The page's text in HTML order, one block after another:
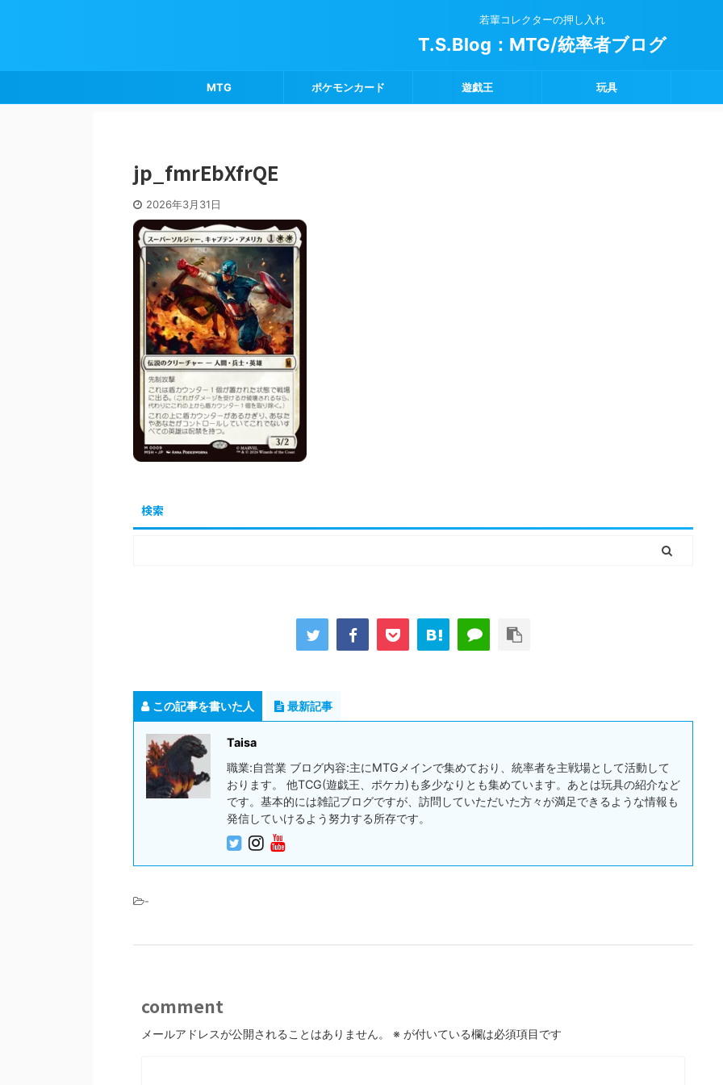
若輩コレクターの押し入れ
T.S.Blog：MTG/統率者ブログ
MTG ポケモンカード 遊戯王 玩具
jp_fmrEbXfrQE
2026年3月31日
検索
この記事を書いた人 最新記事
Taisa
職業:自営業 ブログ内容:主にMTGメインで集めており、統率者を主戦場として活動して
おります。 他TCG(遊戯王、ポケカ)も多少なりとも集めています。あとは玩具の紹介など
です。基本的には雑記ブログですが、訪問していただいた方々が満足できるような情報も
発信していけるよう努力する所存です。
-
comment
メールアドレスが公開されることはありません。 ※ が付いている欄は必須項目です